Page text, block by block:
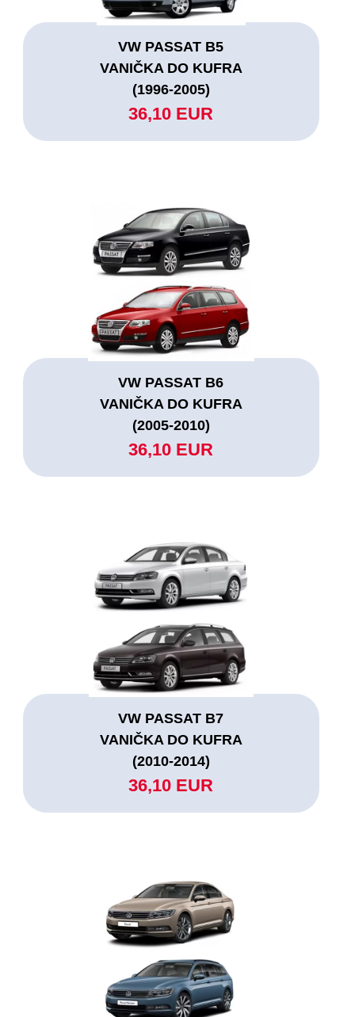
VW PASSAT B5
VANIČKA DO KUFRA
(1996-2005)
36,10 EUR
VW PASSAT B6
VANIČKA DO KUFRA
(2005-2010)
36,10 EUR
VW PASSAT B7
VANIČKA DO KUFRA
(2010-2014)
36,10 EUR